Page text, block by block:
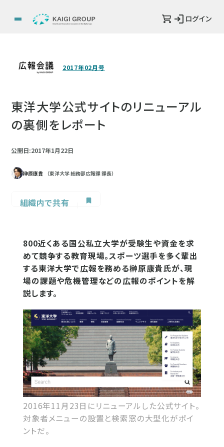
ログイン
2017年02月号
東洋大学公式サイトのリニューアル
の裏側をレポート
公開日:2017年1月22日
榊原康貴 （東洋大学 総務部広報課 課長）
組織内で共有
800近くある国公私立大学が受験生や資金を求
めて競争する教育現場。スポーツ選手を多く輩出
する東洋大学で広報を務める榊原康貴氏が、現
場の課題や危機管理などの広報のポイントを解
説します。
2016年11月23日にリニューアルした公式サイト。
対象者メニューの設置と検索窓の大型化がポイ
ントだ。